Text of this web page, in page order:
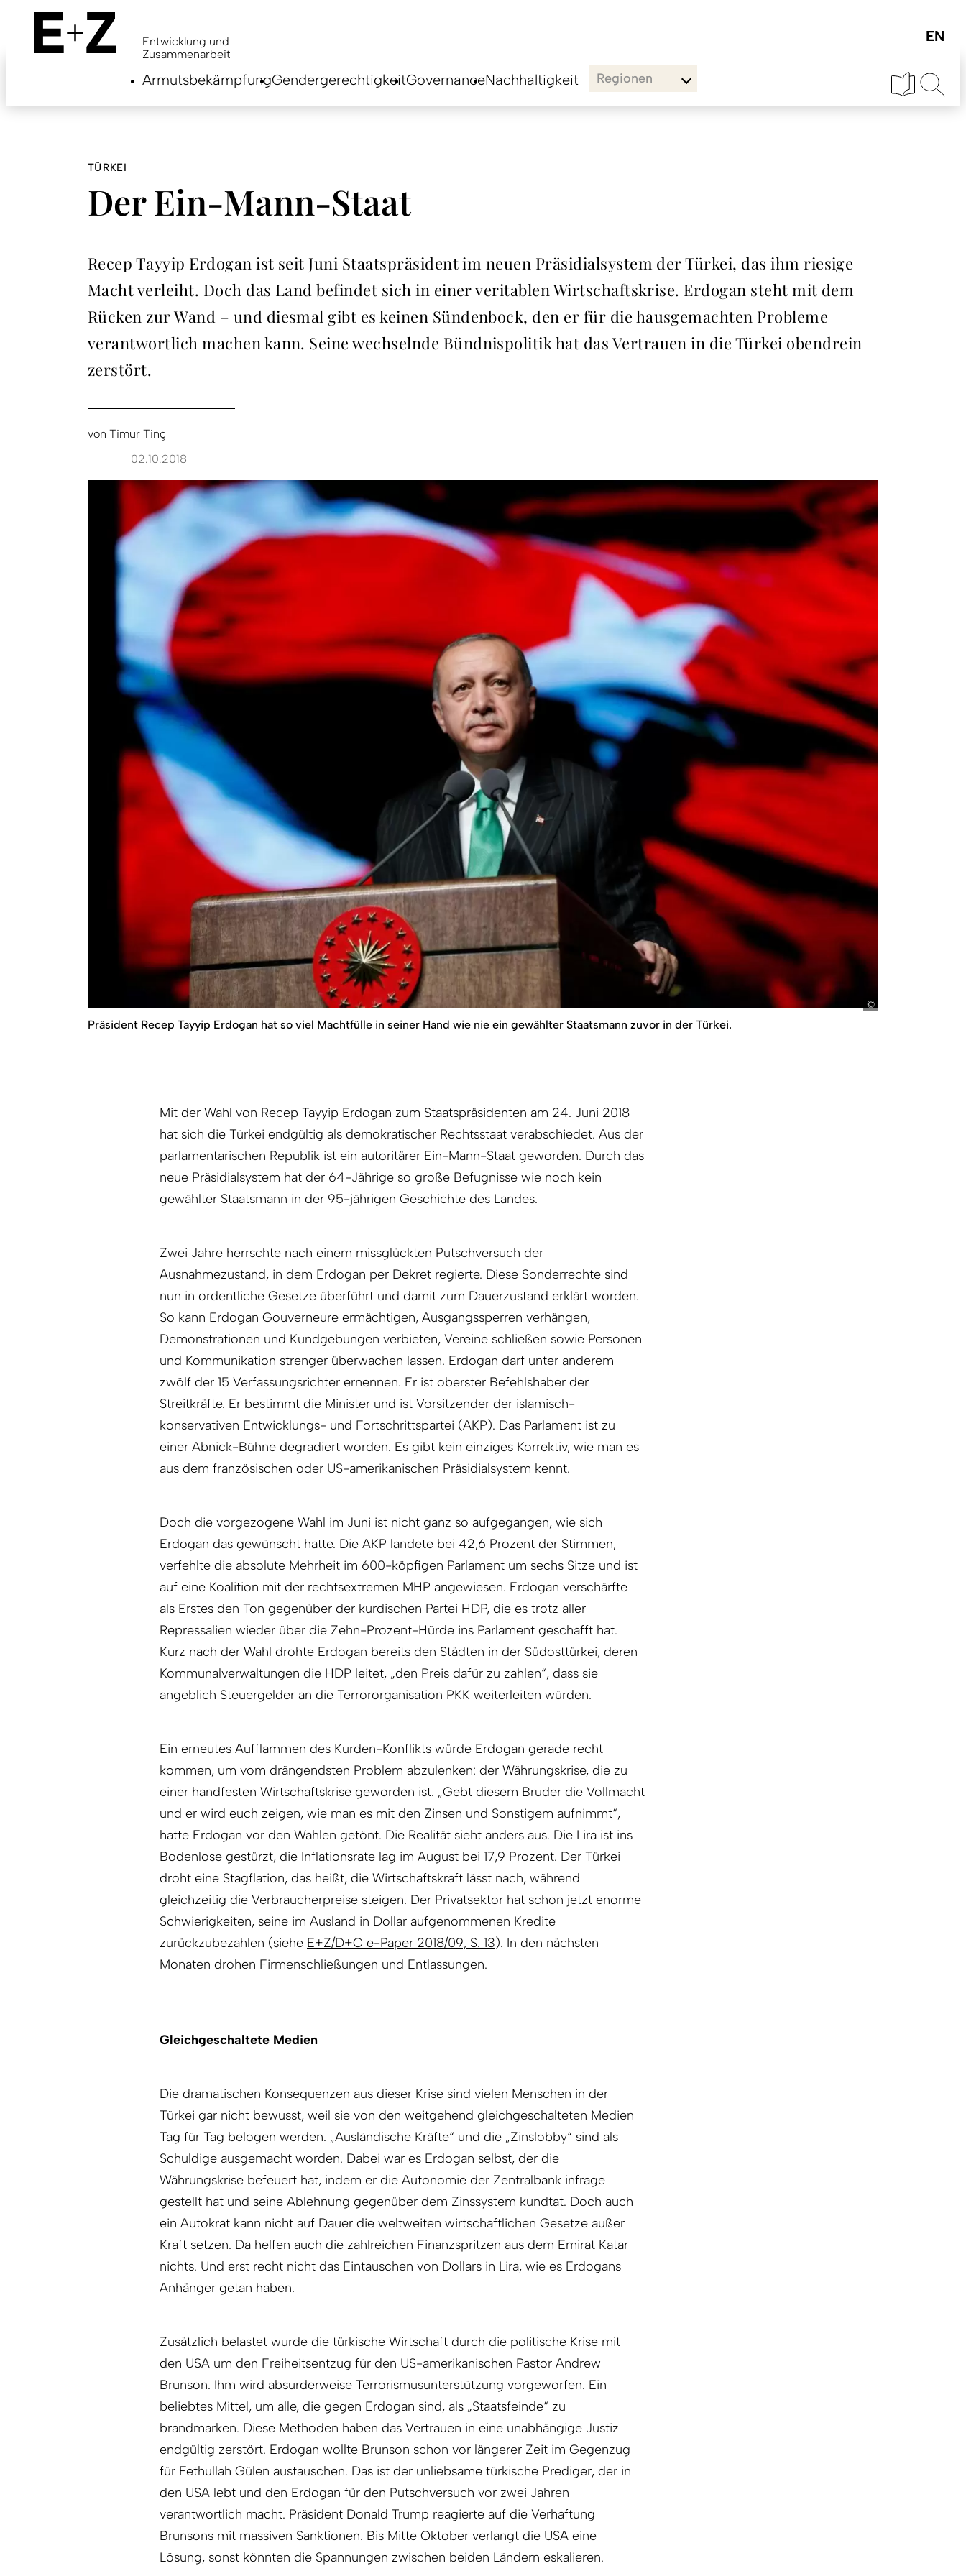
content
Entwicklung und
Zusammenarbeit
ArmutsbekämpfungGendergerechtigkeitGovernanceNachhaltigkeit Regionen
TÜRKEI
Der Ein-Mann-Staat
Recep Tayyip Erdogan ist seit Juni Staatspräsident im neuen Präsidialsystem der Türkei, das ihm riesige
Macht verleiht. Doch das Land befindet sich in einer veritablen Wirtschaftskrise. Erdogan steht mit dem
Rücken zur Wand – und diesmal gibt es keinen Sündenbock, den er für die hausgemachten Probleme
verantwortlich machen kann. Seine wechselnde Bündnispolitik hat das Vertrauen in die Türkei obendrein
zerstört.
von Timur Tinç
02.10.2018
Präsident Recep Tayyip Erdogan hat so viel Machtfülle in seiner Hand wie nie ein gewählter Staatsmann zuvor in der Türkei.
Mit der Wahl von Recep Tayyip Erdogan zum Staatspräsidenten am 24. Juni 2018
hat sich die Türkei endgültig als demokratischer Rechtsstaat verabschiedet. Aus der
parlamentarischen Republik ist ein autoritärer Ein-Mann-Staat geworden. Durch das
neue Präsidialsystem hat der 64-Jährige so große Befugnisse wie noch kein
gewählter Staatsmann in der 95-jährigen Geschichte des Landes.
Zwei Jahre herrschte nach einem missglückten Putschversuch der
Ausnahmezustand, in dem Erdogan per Dekret regierte. Diese Sonderrechte sind
nun in ordentliche Gesetze überführt und damit zum Dauerzustand erklärt worden.
So kann Erdogan Gouverneure ermächtigen, Ausgangssperren verhängen,
Demonstrationen und Kundgebungen verbieten, Vereine schließen sowie Personen
und Kommunikation strenger überwachen lassen. Erdogan darf unter anderem
zwölf der 15 Verfassungsrichter ernennen. Er ist oberster Befehlshaber der
Streitkräfte. Er bestimmt die Minister und ist Vorsitzender der islamisch-
konservativen Entwicklungs- und Fortschrittspartei (AKP). Das Parlament ist zu
einer Abnick-Bühne degradiert worden. Es gibt kein einziges Korrektiv, wie man es
aus dem französischen oder US-amerikanischen Präsidialsystem kennt.
Doch die vorgezogene Wahl im Juni ist nicht ganz so aufgegangen, wie sich
Erdogan das gewünscht hatte. Die AKP landete bei 42,6 Prozent der Stimmen,
verfehlte die absolute Mehrheit im 600-köpfigen Parlament um sechs Sitze und ist
auf eine Koalition mit der rechtsextremen MHP angewiesen. Erdogan verschärfte
als Erstes den Ton gegenüber der kurdischen Partei HDP, die es trotz aller
Repressalien wieder über die Zehn-Prozent-Hürde ins Parlament geschafft hat.
Kurz nach der Wahl drohte Erdogan bereits den Städten in der Südosttürkei, deren
Kommunalverwaltungen die HDP leitet, „den Preis dafür zu zahlen“, dass sie
angeblich Steuergelder an die Terrororganisation PKK weiterleiten würden.
Ein erneutes Aufflammen des Kurden-Konflikts würde Erdogan gerade recht
kommen, um vom drängendsten Problem abzulenken: der Währungskrise, die zu
einer handfesten Wirtschaftskrise geworden ist. „Gebt diesem Bruder die Vollmacht
und er wird euch zeigen, wie man es mit den Zinsen und Sonstigem aufnimmt“,
hatte Erdogan vor den Wahlen getönt. Die Realität sieht anders aus. Die Lira ist ins
Bodenlose gestürzt, die Inflationsrate lag im August bei 17,9 Prozent. Der Türkei
droht eine Stagflation, das heißt, die Wirtschaftskraft lässt nach, während
gleichzeitig die Verbraucherpreise steigen. Der Privatsektor hat schon jetzt enorme
Schwierigkeiten, seine im Ausland in Dollar aufgenommenen Kredite
zurückzubezahlen (siehe E+Z/D+C e-Paper 2018/09, S. 13). In den nächsten
Monaten drohen Firmenschließungen und Entlassungen.
Gleichgeschaltete Medien
Die dramatischen Konsequenzen aus dieser Krise sind vielen Menschen in der
Türkei gar nicht bewusst, weil sie von den weitgehend gleichgeschalteten Medien
Tag für Tag belogen werden. „Ausländische Kräfte“ und die „Zinslobby“ sind als
Schuldige ausgemacht worden. Dabei war es Erdogan selbst, der die
Währungskrise befeuert hat, indem er die Autonomie der Zentralbank infrage
gestellt hat und seine Ablehnung gegenüber dem Zinssystem kundtat. Doch auch
ein Autokrat kann nicht auf Dauer die weltweiten wirtschaftlichen Gesetze außer
Kraft setzen. Da helfen auch die zahlreichen Finanzspritzen aus dem Emirat Katar
nichts. Und erst recht nicht das Eintauschen von Dollars in Lira, wie es Erdogans
Anhänger getan haben.
Zusätzlich belastet wurde die türkische Wirtschaft durch die politische Krise mit
den USA um den Freiheitsentzug für den US-amerikanischen Pastor Andrew
Brunson. Ihm wird absurderweise Terrorismusunterstützung vorgeworfen. Ein
beliebtes Mittel, um alle, die gegen Erdogan sind, als „Staatsfeinde“ zu
brandmarken. Diese Methoden haben das Vertrauen in eine unabhängige Justiz
endgültig zerstört. Erdogan wollte Brunson schon vor längerer Zeit im Gegenzug
für Fethullah Gülen austauschen. Das ist der unliebsame türkische Prediger, der in
den USA lebt und den Erdogan für den Putschversuch vor zwei Jahren
verantwortlich macht. Präsident Donald Trump reagierte auf die Verhaftung
Brunsons mit massiven Sanktionen. Bis Mitte Oktober verlangt die USA eine
Lösung, sonst könnten die Spannungen zwischen beiden Ländern eskalieren.